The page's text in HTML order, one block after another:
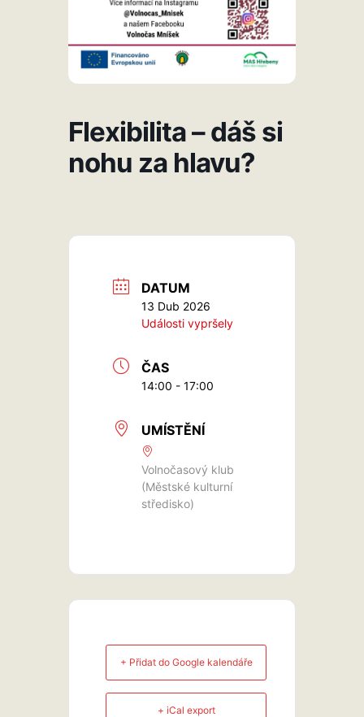
Flexibilita – dáš si
nohu za hlavu?
DATUM
13 Dub 2026
Události vypršely
ČAS
14:00 - 17:00
UMÍSTĚNÍ
Volnočasový klub
(Městské kulturní
středisko)
+ Přidat do Google kalendáře
+ iCal export